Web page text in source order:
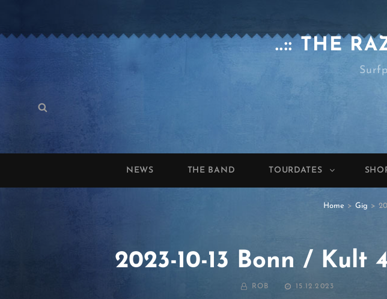
..:: THE
Search
NEWS THE BAND TOURDATES
Home > Gig >
2023-10-13 Bonn / Kult
BY ROB
POSTED
15.12.2023